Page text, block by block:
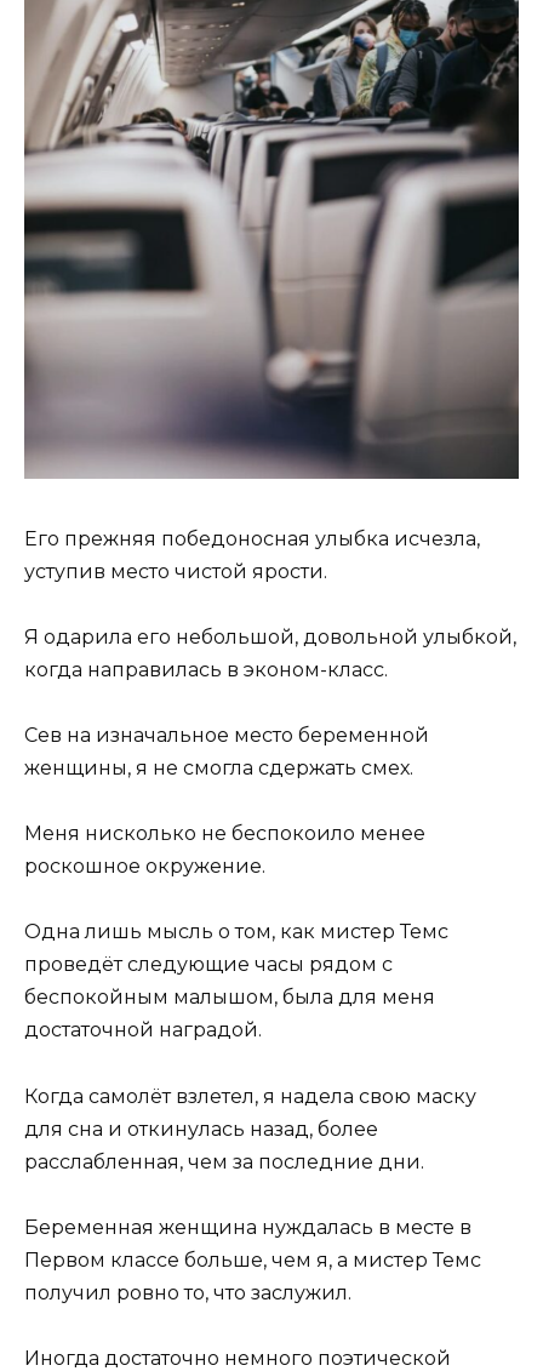
Его прежняя победоносная улыбка исчезла,
уступив место чистой ярости.
Я одарила его небольшой, довольной улыбкой,
когда направилась в эконом-класс.
Сев на изначальное место беременной
женщины, я не смогла сдержать смех.
Меня нисколько не беспокоило менее
роскошное окружение.
Одна лишь мысль о том, как мистер Темс
проведёт следующие часы рядом с
беспокойным малышом, была для меня
достаточной наградой.
Когда самолёт взлетел, я надела свою маску
для сна и откинулась назад, более
расслабленная, чем за последние дни.
Беременная женщина нуждалась в месте в
Первом классе больше, чем я, а мистер Темс
получил ровно то, что заслужил.
Иногда достаточно немного поэтической